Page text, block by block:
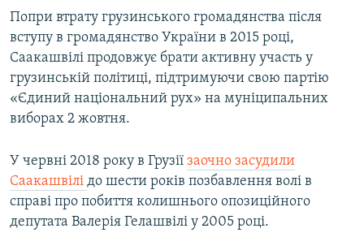
Попри втрату грузинського громадянства після
вступу в громадянство України в 2015 році,
Саакашвілі продовжує брати активну участь у
грузинській політиці, підтримуючи свою партію
«Єдиний національний рух» на муніципальних
виборах 2 жовтня.
У червні 2018 року в Грузії заочно засудили
Саакашвілі до шести років позбавлення волі в
справі про побиття колишнього опозиційного
депутата Валерія Гелашвілі у 2005 році.